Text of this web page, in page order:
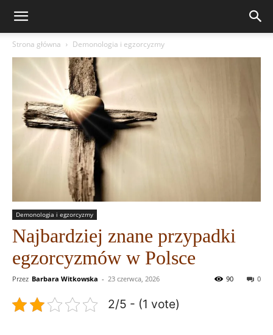
Strona główna Demonologia i egzorcyzmy
Demonologia i egzorcyzmy
Najbardziej znane przypadki
egzorcyzmów w Polsce
Przez Barbara Witkowska - 23 czerwca, 2026 0
90
2/5 - (1 vote)